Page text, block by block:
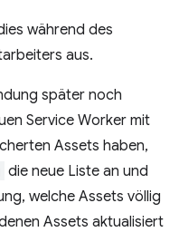
während des
aus.
später noch
Service Worker mit
Assets haben,
die neue Liste an und
welche Assets völlig
Assets aktualisiert